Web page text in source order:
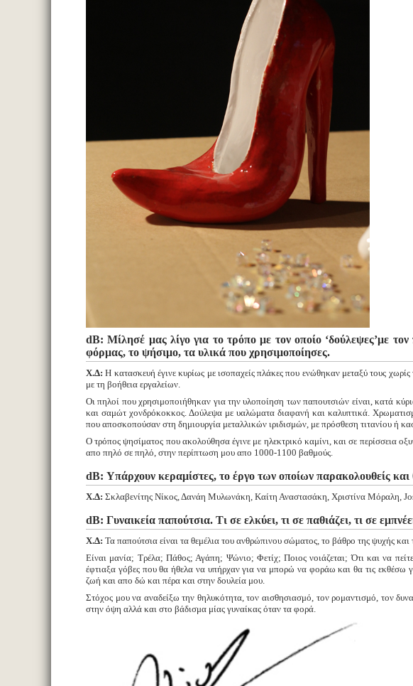
dB: Μίλησέ μας λίγο για το τρόπο με τον οποίο ‘δούλεψες’με
φόρμας, το ψήσιμο, τα υλικά που χρησιμοποίησες.
Χ.Δ: Η κατασκευή έγινε κυρίως με ισοπαχείς πλάκες που ενώθηκαν μεταξύ τους
με τη βοήθεια εργαλείων.
Οι πηλοί που χρησιμοποιήθηκαν για την υλοποίηση των παπουτσιών είναι, κατά
και σαμώτ χονδρόκοκκος. Δούλεψα με υαλώματα διαφανή και καλυπτικά.
που αποσκοπούσαν στη δημιουργία μεταλλικών ιριδισμών, με πρόσθεση τιτανίου ή
Ο τρόπος ψησίματος που ακολούθησα έγινε με ηλεκτρικό καμίνι, και σε περίσσεια
απο πηλό σε πηλό, στην περίπτωση μου απο 1000-1100 βαθμούς.
dB: Υπάρχουν κεραμίστες, το έργο των οποίων παρακολουθείς και
Χ.Δ: Σκλαβενίτης Νίκος, Δανάη Μυλωνάκη, Καίτη Αναστασάκη, Χριστίνα Μόραλη,
dB: Γυναικεία παπούτσια. Τι σε ελκύει, τι σε παθιάζει, τι σε
Χ.Δ: Τα παπούτσια είναι τα θεμέλια του ανθρώπινου σώματος, το βάθρο της ψυχής
Είναι μανία; Τρέλα; Πάθος; Αγάπη; Ψώνιο; Φετίχ; Ποιος νοιάζεται; Ότι και να
έφτιαξα γόβες που θα ήθελα να υπήρχαν για να μπορώ να φοράω και θα τις εκθέσω
ζωή και απο δώ και πέρα και στην δουλεία μου.
Στόχος μου να αναδείξω την θηλυκότητα, τον αισθησιασμό, τον ρομαντισμό, τον
στην όψη αλλά και στο βάδισμα μίας γυναίκας όταν τα φορά.